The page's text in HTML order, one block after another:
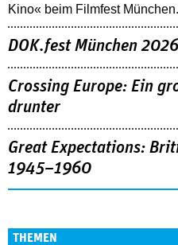
Kino« beim Filmfest München.
DOK.fest München 2026
Crossing Europe: Ein
drunter
Great Expectations:
1945–1960
THEMEN